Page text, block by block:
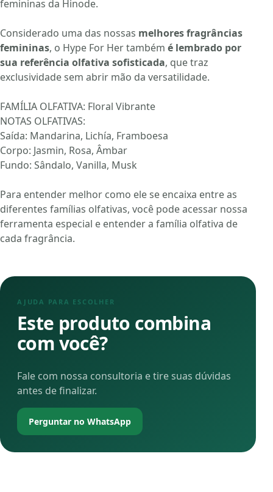
femininas da Hinode.
Considerado uma das nossas melhores fragrâncias
femininas, o Hype For Her também é lembrado por
sua referência olfativa sofisticada, que traz
exclusividade sem abrir mão da versatilidade.
FAMÍLIA OLFATIVA: Floral Vibrante
NOTAS OLFATIVAS:
Saída: Mandarina, Lichía, Framboesa
Corpo: Jasmin, Rosa, Âmbar
Fundo: Sândalo, Vanilla, Musk
Para entender melhor como ele se encaixa entre as
diferentes famílias olfativas, você pode acessar nossa
ferramenta especial e entender a família olfativa de
cada fragrância.
AJUDA PARA ESCOLHER
Este produto combina
com você?
Fale com nossa consultoria e tire suas dúvidas
antes de finalizar.
Perguntar no WhatsApp